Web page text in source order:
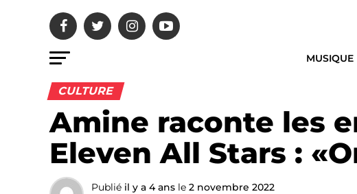
MUSIQUE
CULTURE
Amine raconte les
Eleven All Stars :
Publié il y a 4 ans le 2 novembre 2022